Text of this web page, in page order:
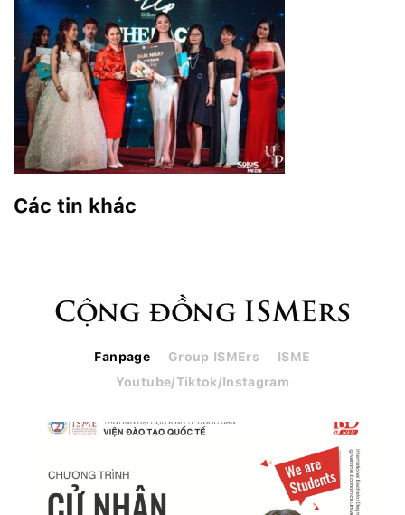
Các tin khác
Cộng đồng ISMErs
Fanpage Group ISMErs
ISME
Youtube/Tiktok/Instagram